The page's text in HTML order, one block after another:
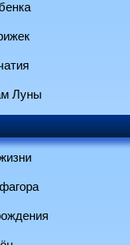
Луны